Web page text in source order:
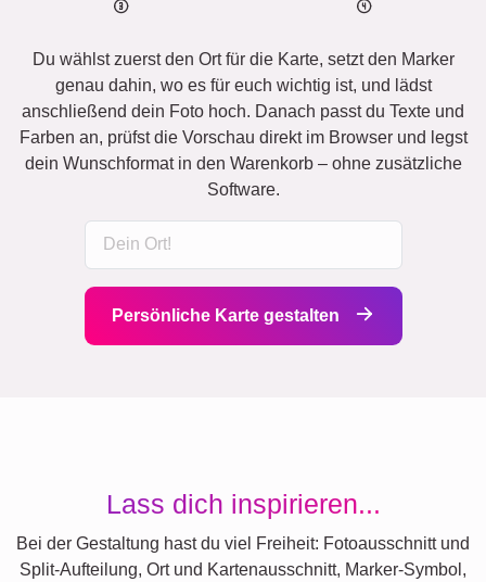
Du wählst zuerst den Ort für die Karte, setzt den Marker
genau dahin, wo es für euch wichtig ist, und lädst
anschließend dein Foto hoch. Danach passt du Texte und
Farben an, prüfst die Vorschau direkt im Browser und legst
dein Wunschformat in den Warenkorb – ohne zusätzliche
Software.
Persönliche Karte gestalten
Lass dich inspirieren...
Bei der Gestaltung hast du viel Freiheit: Fotoausschnitt und
Split-Aufteilung, Ort und Kartenausschnitt, Marker-Symbol,